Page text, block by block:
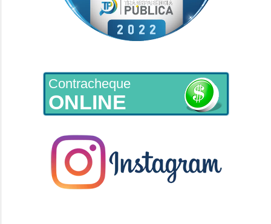
Contracheque
ONLINE